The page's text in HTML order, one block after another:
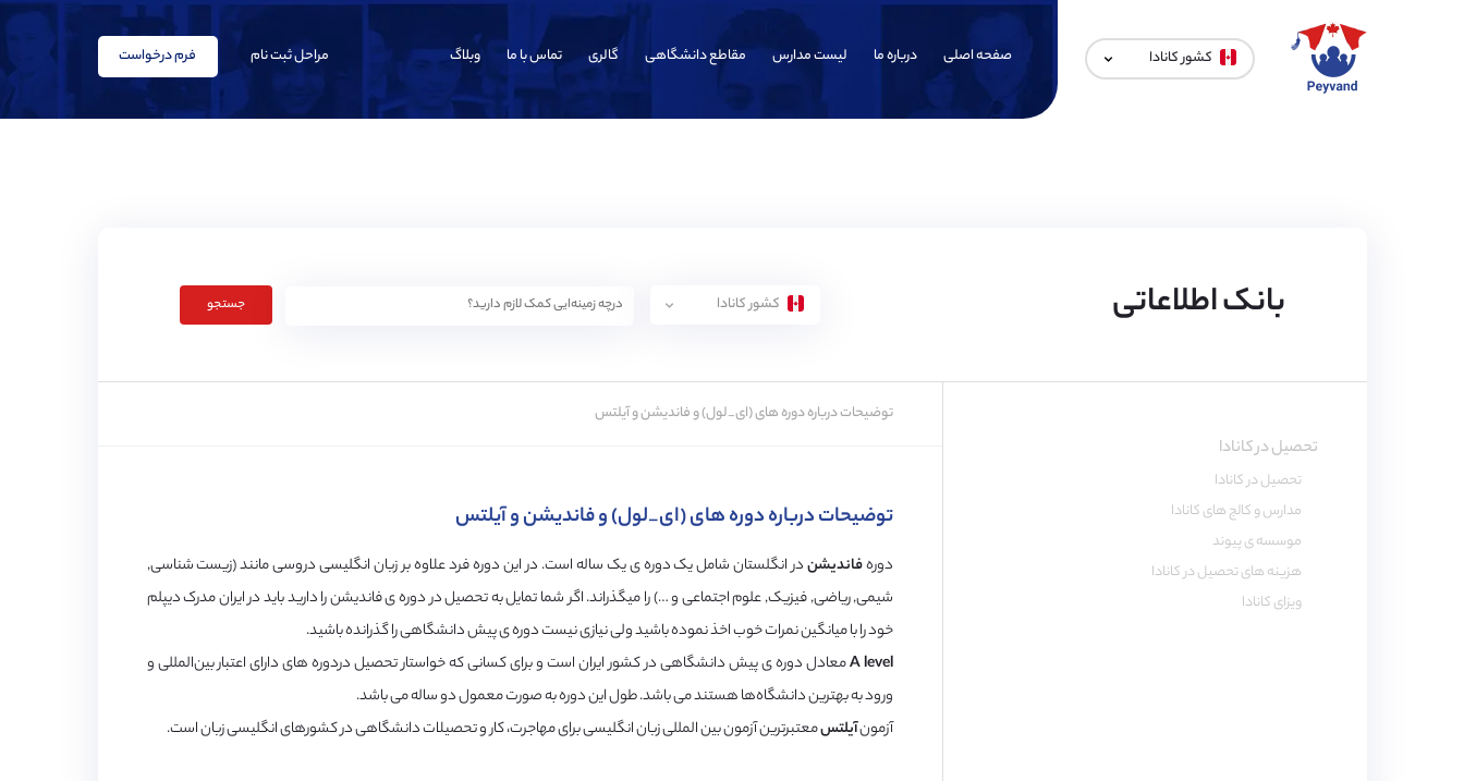
کشور کانادا صفحه اصلی درباره ما لیست مدارس مقاطع دانشگاهی گالری تماس با ما وبلاگ مراحل ثبت نام فرم درخواست
بانک اطلاعاتی جستجو کشور کانادا
تحصیل در کانادا
تحصیل در کانادا
مدارس و کالج های کانادا
موسسه ی پیوند
هزینه های تحصیل در کانادا
ویزای کانادا
توضیحات درباره دوره های (ای_لول) و فاندیشن و آیلتس
توضیحات درباره دوره های (ای_لول) و فاندیشن و آیلتس
دورهفاندیشندر انگلستان شامل یک دوره ی یک ساله است. در این دوره فرد علاوه بر زبان انگلیسی دروسی مانند (زیست شناسی,
شیمی, ریاضی, فیزیک, علوم اجتماعی و …) را میگذراند. اگر شما تمایل به تحصیل در دوره ی فاندیشن را دارید باید در ایران مدرک دیپلم
خود را با میانگین نمرات خوب اخذ نموده باشید ولی نیازی نیست دوره ی پیش دانشگاهی را گذرانده باشید.
A levelمعادل دوره ی پیش دانشگاهی در کشور ایران است و برای کسانی که خواستار تحصیل دردوره ‌های دارای اعتبار بین‌المللی و
ورود به بهترین دانشگاه‌ها هستند می باشد. طول این دوره به صورت معمول دو ساله می باشد.
آزمونآیلتسمعتبرترین آزمون بین المللی زبان انگلیسی برای مهاجرت، کار و تحصیلات دانشگاهی در کشورهای انگلیسی زبان است.